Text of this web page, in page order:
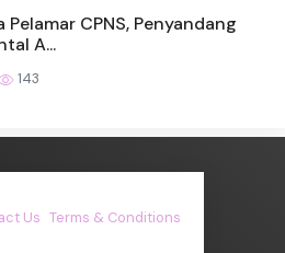
Pelamar CPNS, Penyandang
A...
143
Us Terms & Conditions